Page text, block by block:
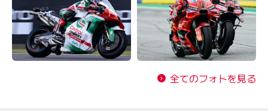
全てのフォトを見る